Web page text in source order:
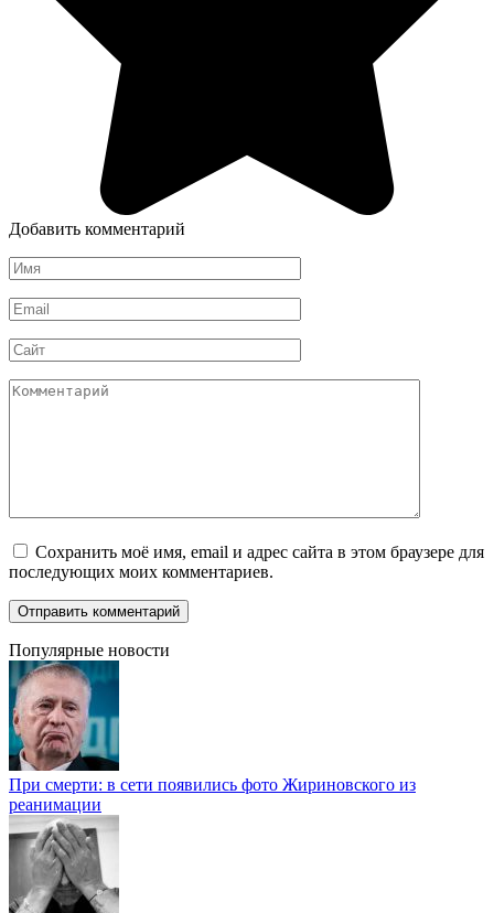
Добавить комментарий
Имя
*
Email
*
Сайт
Комментарий
Сохранить моё имя, email и адрес сайта в этом браузере для
последующих моих комментариев.
Популярные новости
При смерти: в сети появились фото Жириновского из
реанимации